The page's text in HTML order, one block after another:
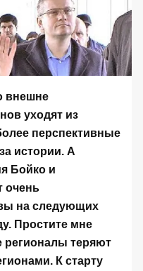
внешне
уходят из
перспективные
истории. А
Бойко и
очень
на следующих
Простите мне
регионалы теряют
К старту